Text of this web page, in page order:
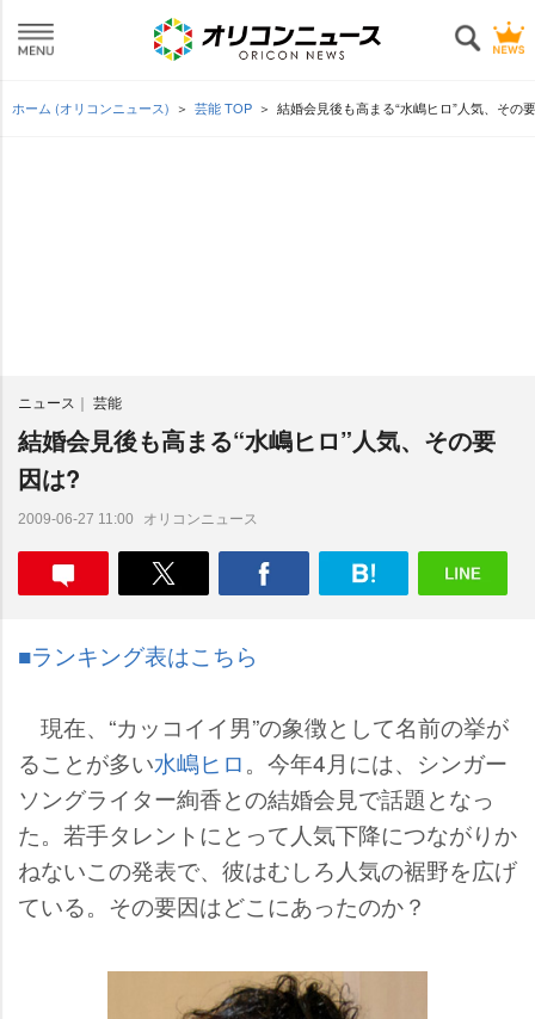
ホーム (オリコンニュース) 芸能 TOP 結婚会見後も高まる“水嶋ヒロ”人気、その
ニュース 芸能
結婚会見後も高まる“水嶋ヒロ”人気、その要
因は?
2009-06-27 11:00 オリコンニュース
■ランキング表はこちら
現在、“カッコイイ男”の象徴として名前の挙が
ることが多い水嶋ヒロ。今年4月には、シンガー
ソングライター絢香との結婚会見で話題となっ
た。若手タレントにとって人気下降につながりか
ねないこの発表で、彼はむしろ人気の裾野を広げ
ている。その要因はどこにあったのか？